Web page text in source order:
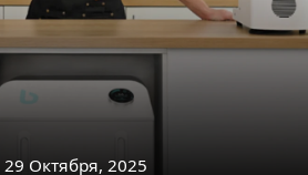
29 Октября, 2025